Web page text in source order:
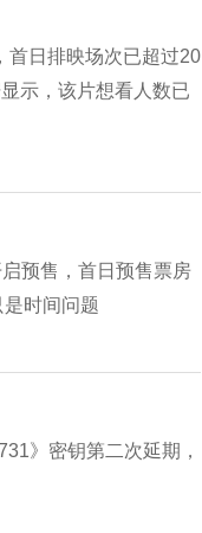
首日排映场次已超过20
示，该片想看人数已
预售，首日预售票房
时间问题
》密钥第二次延期，